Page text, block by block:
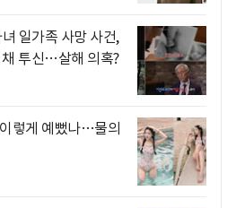
일가족 사망 사건,
투신…살해 의혹?
렇게 예뻤나…물의